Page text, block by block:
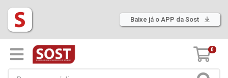
Baixe já o APP da Sost
0